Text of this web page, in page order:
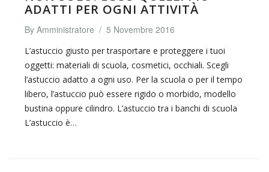
ADATTI PER OGNI ATTIVITÀ
By Amministratore / 5 Novembre 2016
L’astuccio giusto per trasportare e proteggere i tuoi
oggetti: materiali di scuola, cosmetici, occhiali. Scegli
l’astuccio adatto a ogni uso. Per la scuola o per il tempo
libero, l’astuccio può essere rigido o morbido, modello
bustina oppure cilindro. L’astuccio tra i banchi di scuola
L’astuccio è…